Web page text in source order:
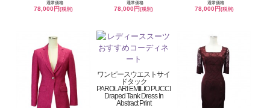
通常価格
78,000円(税別)
通常価格
78,000円(税別)
通常価格
78,000円 (税別)
ワンピースウエストサイ
ドタック
PAROLARI EMILIO PUCCI
Draped Tank Dress In
Abstract Print